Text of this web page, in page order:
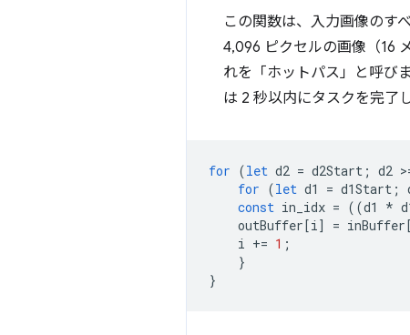
この関数は、入力画像のす
4,096 ピクセルの画像（16
れを「ホットパス」と呼び
は 2 秒以内にタスクを完了
for (let d2 = d2Start ; d2 >
for (let d1 = d1Start ;
const in_idx = ((d1 *
outBuffer[i] = inBuffer[
i += 1 ;
}
}